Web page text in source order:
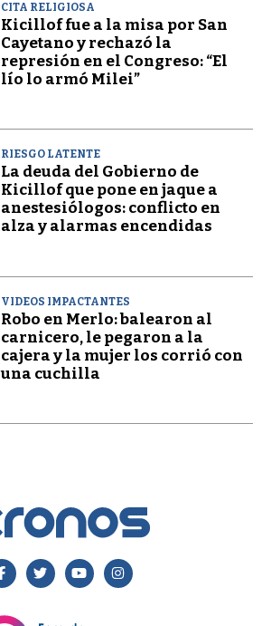
CITA RELIGIOSA
Kicillof fue a la misa por San
Cayetano y rechazó la
represión en el Congreso: “El
lío lo armó Milei”
RIESGO LATENTE
La deuda del Gobierno de
Kicillof que pone en jaque a
anestesiólogos: conflicto en
alza y alarmas encendidas
VIDEOS IMPACTANTES
Robo en Merlo: balearon al
carnicero, le pegaron a la
cajera y la mujer los corrió con
una cuchilla